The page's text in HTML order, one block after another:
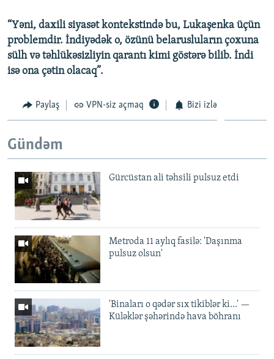
“Yəni, daxili siyasət kontekstində bu, Lukaşenka üçün
problemdir. İndiyədək o, özünü belarusluların çoxuna
sülh və təhlükəsizliyin qarantı kimi göstərə bilib. İndi
isə ona çətin olacaq”.
Paylaş VPN-siz açmaq Bizi izlə
Gündəm
Gürcüstan ali təhsili pulsuz etdi
Metroda 11 aylıq fasilə: 'Daşınma
pulsuz olsun'
'Binaları o qədər sıx tikiblər ki...' —
Küləklər şəhərində hava böhranı